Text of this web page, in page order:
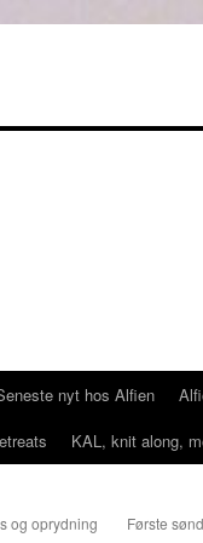
nyt hos Alfien
KAL, knit along,
og oprydning Første